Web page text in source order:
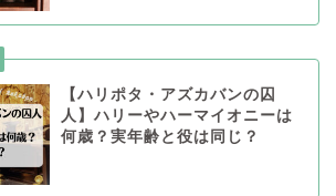
【ハリポタ・アズカバンの囚
人】ハリーやハーマイオニーは
何歳？実年齢と役は同じ？